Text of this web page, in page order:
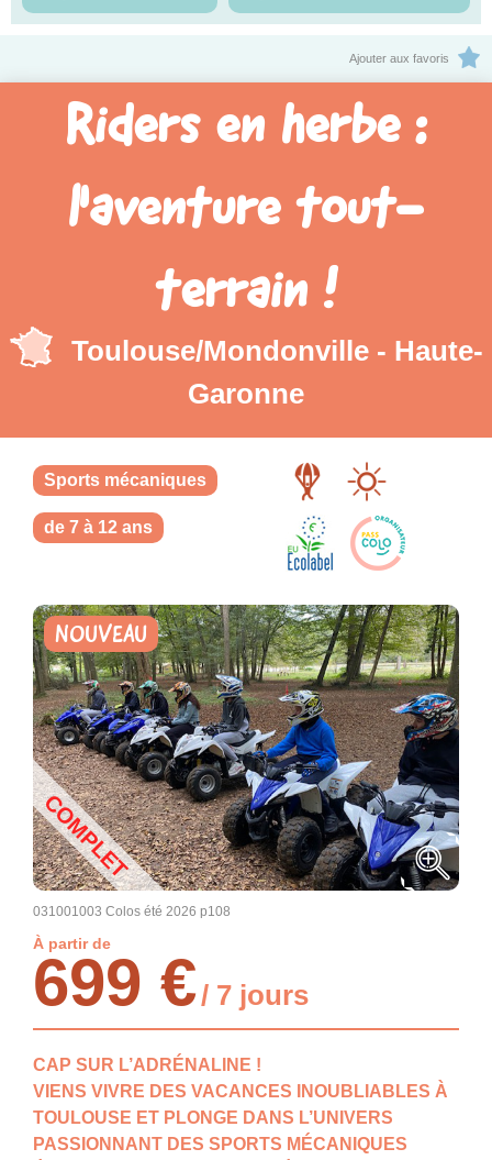
Ajouter aux favoris
Riders en herbe :
l'aventure tout-
terrain !
Toulouse/Mondonville - Haute-
Garonne
Sports mécaniques
de 7 à 12 ans
NOUVEAU
COMPLET
031001003 Colos été 2026 p108
À partir de
699 €/ 7 jours
CAP SUR L’ADRÉNALINE !
VIENS VIVRE DES VACANCES INOUBLIABLES À
TOULOUSE ET PLONGE DANS L’UNIVERS
PASSIONNANT DES SPORTS MÉCANIQUES